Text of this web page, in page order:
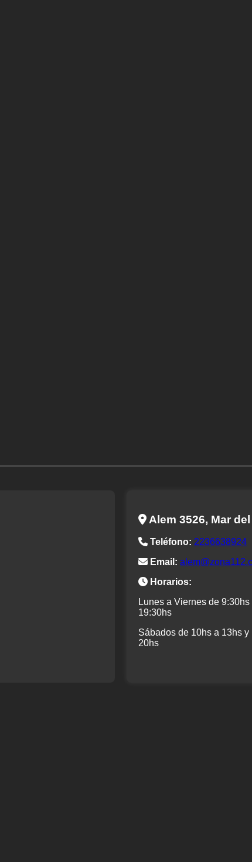
Alem 3526, Mar
Teléfono: 2236638924
Email:
Horarios:
Lunes a Viernes de 9:30hs
19:30hs
Sábados de 10hs a 13hs y
20hs